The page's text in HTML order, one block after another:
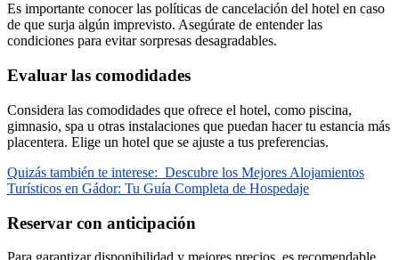
Es importante conocer las políticas de cancelación del hotel en caso
de que surja algún imprevisto. Asegúrate de entender las
condiciones para evitar sorpresas desagradables.
Evaluar las comodidades
Considera las comodidades que ofrece el hotel, como piscina,
gimnasio, spa u otras instalaciones que puedan hacer tu estancia más
placentera. Elige un hotel que se ajuste a tus preferencias.
Quizás también te interese: Descubre los Mejores Alojamientos
Turísticos en Gádor: Tu Guía Completa de Hospedaje
Reservar con anticipación